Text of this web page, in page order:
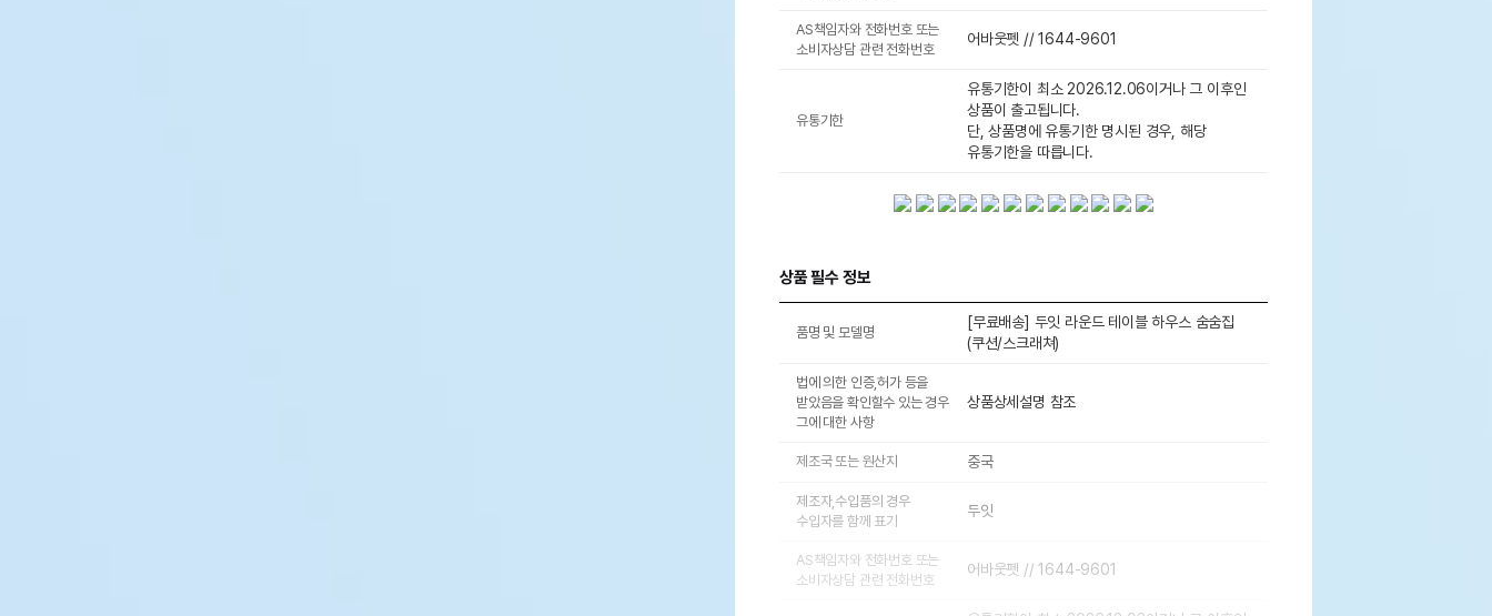
AS책임자와 전화번호 또는
소비자상담 관련 전화번호
어바웃펫 // 1644-9601
유통기한
유통기한이 최소 2026.12.06이거나 그 이후인
상품이 출고됩니다.
단, 상품명에 유통기한 명시된 경우, 해당
유통기한을 따릅니다.
상품 필수 정보
품명 및 모델명
[무료배송] 두잇 라운드 테이블 하우스 숨숨집
(쿠션/스크래쳐)
법에 의한 인증,허가 등을
받았음을 확인할수 있는 경우
그에 대한 사항
상품상세설명 참조
제조국 또는 원산지 중국
제조자,수입품의 경우
수입자를 함께 표기
두잇
AS책임자와 전화번호 또는
소비자상담 관련 전화번호
어바웃펫 // 1644-9601